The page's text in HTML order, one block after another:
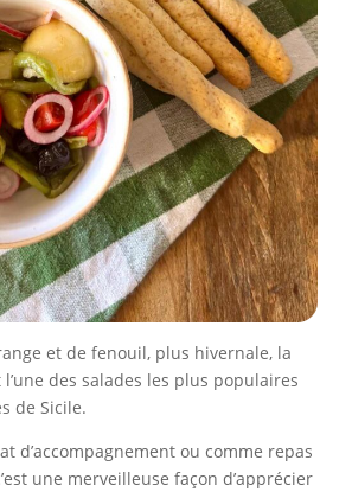
et de fenouil, plus hivernale, la
l’une des salades les plus populaires
de Sicile.
d’accompagnement ou comme repas
une merveilleuse façon d’apprécier